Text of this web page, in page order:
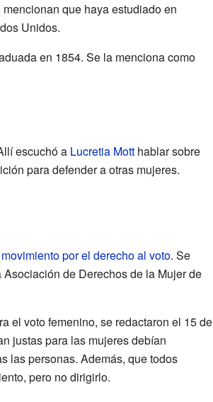
que haya estudiado en
Unidos.
en 1854. Se la menciona como
escuchó a Lucretia Motthablar sobre
para defender a otras mujeres.
movimiento por el derecho al voto. Se
de Derechos de la Mujer de
el voto femenino, se redactaron el 15 de
justas para las mujeres debían
las personas. Además, que todos
pero no dirigirlo.